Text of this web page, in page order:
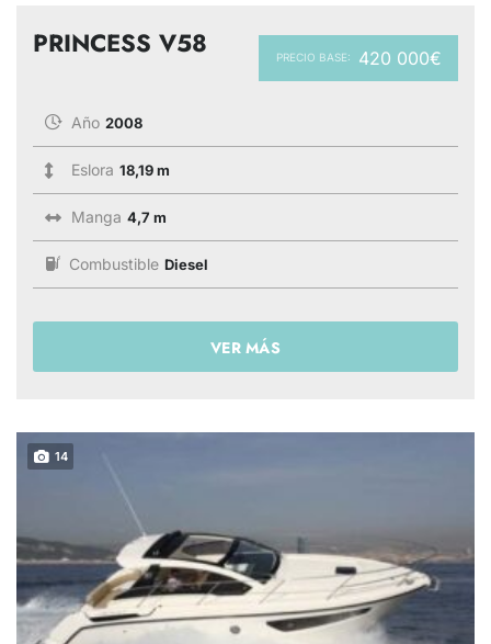
PRECIO BASE: 420 000€
PRINCESS V58
Año 2008
Eslora 18,19 m
Manga 4,7 m
Combustible Diesel
VER MÁS
14